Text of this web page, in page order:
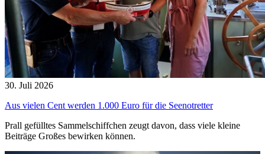
30. Juli 2026
Aus vielen Cent werden 1.000 Euro für die Seenotretter
Prall gefülltes Sammelschiffchen zeugt davon, dass viele kleine
Beiträge Großes bewirken können.